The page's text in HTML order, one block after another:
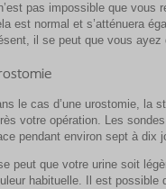
n’est pas impossible que vous
est normal et s’atténuera
il se peut que vous ayez
le cas d’une urostomie, la
votre opération. Les
pendant environ sept à dix
se peut que votre urine soit
habituelle. Il est possible